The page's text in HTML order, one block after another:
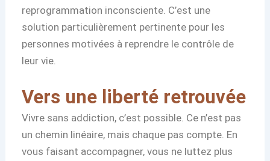
reprogrammation inconsciente. C’est une
solution particulièrement pertinente pour les
personnes motivées à reprendre le contrôle de
leur vie.
Vers une liberté retrouvée
Vivre sans addiction, c’est possible. Ce n’est pas
un chemin linéaire, mais chaque pas compte. En
vous faisant accompagner, vous ne luttez plus